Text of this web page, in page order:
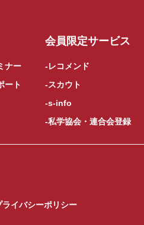
ナー
ート
会員限定サービス
レコメンド
スカウト
s-info
私学協会・連合会登録
ライバシーポリシー